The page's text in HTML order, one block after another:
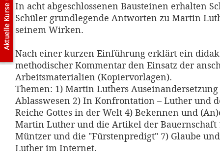
In acht abgeschlossenen Bausteinen erhalten
Schüler grundlegende Antworten zu Martin
seinem Wirken.
Nach einer kurzen Einführung erklärt ein
methodischer Kommentar den Einsatz der
Arbeitsmaterialien (Kopiervorlagen).
Themen: 1) Martin Luthers
Ablasswesen 2) In Konfrontation – Luther und
Reiche Gottes in der Welt 4) Bekennen und
Martin Luther und die Artikel der Bauernschaft
Müntzer und die "Fürstenpredigt" 7) Glaube
Luther im Internet.